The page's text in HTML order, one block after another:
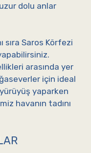
dolu anlar
sıra Saros Körfezi
arasında yer
için ideal
yaparken
havanın tadını